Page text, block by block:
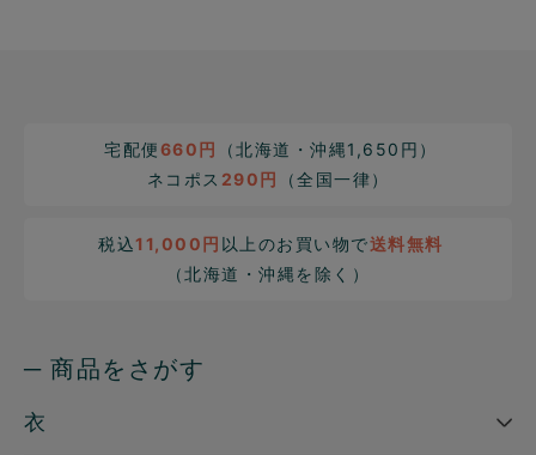
宅配便660円
（北海道・沖縄1,650円）
ネコポス 290円 （全国一律）
税込11,000円 以上のお買い物で送料無料
（北海道・沖縄を除く）
─ 商品をさがす
衣